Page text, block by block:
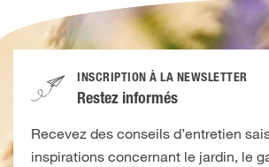
INSCRIPTION À LA NEWSLETTER
Restez informés
Recevez des conseils d’entretien
inspirations concernant le jardin, le